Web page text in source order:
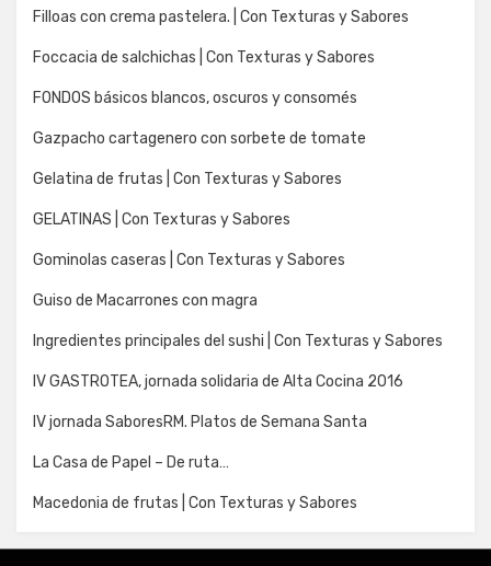
Filloas con crema pastelera. | Con Texturas y Sabores
Foccacia de salchichas | Con Texturas y Sabores
FONDOS básicos blancos, oscuros y consomés
Gazpacho cartagenero con sorbete de tomate
Gelatina de frutas | Con Texturas y Sabores
GELATINAS | Con Texturas y Sabores
Gominolas caseras | Con Texturas y Sabores
Guiso de Macarrones con magra
Ingredientes principales del sushi | Con Texturas y Sabores
IV GASTROTEA, jornada solidaria de Alta Cocina 2016
IV jornada SaboresRM. Platos de Semana Santa
La Casa de Papel – De ruta…
Macedonia de frutas | Con Texturas y Sabores